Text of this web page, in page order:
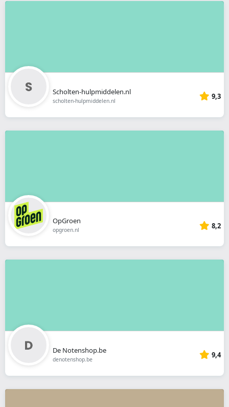
Scholten-hulpmiddelen.nl
scholten-hulpmiddelen.nl 9,3
OpGroen
opgroen.nl 8,2
De Notenshop.be
denotenshop.be 9,4